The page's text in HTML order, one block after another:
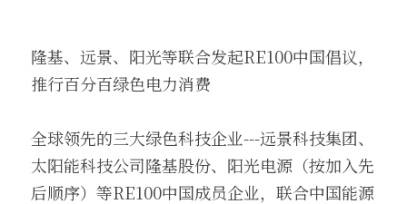
隆基、远景、阳光等联合发起RE100中国倡议，
推行百分百绿色电力消费
全球领先的三大绿色科技企业---远景科技集团、
太阳能科技公司隆基股份、阳光电源（按加入先
后顺序）等RE100中国成员企业，联合中国能源